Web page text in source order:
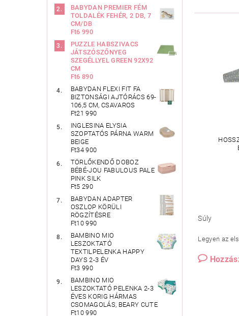
BABYDAN PREMIER FÉM
TOLDALÉK FEHÉR, 2 DB, 7
CM/DB
Ft6 990
PUZZLE HABSZIVACS
JÁTSZÓSZŐNYEG
SZEGÉLLYEL GREEN 92X92
CM
Ft6 890
BABYDAN FLEXI FIT FA
BIZTONSÁGI AJTÓRÁCS 69-
106,5 CM, CSAVAROS
Ft21 990
INGLESINA ELYSIA
SZOPTATÓS PÁRNA WARM
BEIGE
Ft34 900
TÖRLŐKENDŐ DOBOZ
BÉBÉ-JOU FABULOUS PALE
PINK SILK
Ft5 290
BABYDAN ADAPTER
OSZLOP KÖRÜLI
RÖGZÍTÉSRE
Ft10 990
BAMBINO MIO
LESZOKTATÓ
TEXTILPELENKA HAPPY
DAYS 2-3 ÉV
Ft3 990
BAMBINO MIO
LESZOKTATÓ PELENKA 2-3
ÉVES KORIG HÁRMAS
CSOMAGOLÁS, BEARY CUTE
Ft10 990
Súly
Legyen az